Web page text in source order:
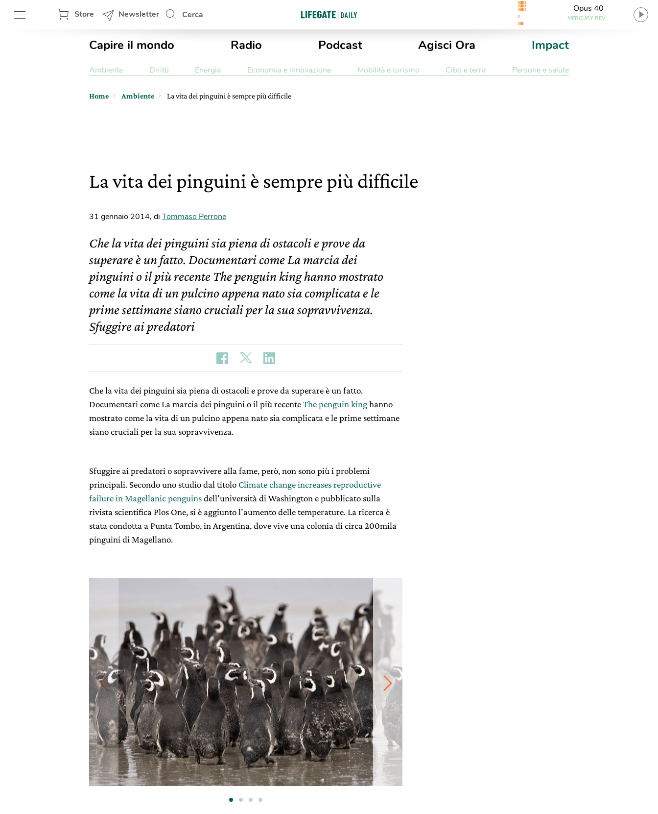
Store Newsletter Cerca
Opus 40
MERCURY REV
Capire il mondo Radio Podcast Agisci Ora Impact
Ambiente Diritti Energia Economia e innovazione Mobilità e turismo Cibo e terra Persone e salute
Home Ambiente La vita dei pinguini è sempre più difficile
La vita dei pinguini è sempre più difficile
31 gennaio 2014, di Tommaso Perrone
Che la vita dei pinguini sia piena di ostacoli e prove da
superare è un fatto. Documentari come La marcia dei
pinguini o il più recente The penguin king hanno mostrato
come la vita di un pulcino appena nato sia complicata e le
prime settimane siano cruciali per la sua sopravvivenza.
Sfuggire ai predatori
Che la vita dei pinguini sia piena di ostacoli e prove da superare è un fatto.
Documentari come La marcia dei pinguini o il più recenteThe penguin kinghanno
mostrato come la vita di un pulcino appena nato sia complicata e le prime settimane
siano cruciali per la sua sopravvivenza.
Sfuggire ai predatori o sopravvivere alla fame, però, non sono più i problemi
principali. Secondo uno studio dal titolo Climate change increases reproductive
failure in Magellanic penguinsdell’università di Washington e pubblicato sulla
rivista scientifica Plos One, si è aggiunto l’aumento delle temperature. La ricerca è
stata condotta a Punta Tombo, in Argentina, dove vive una colonia di circa 200mila
pinguini di Magellano.